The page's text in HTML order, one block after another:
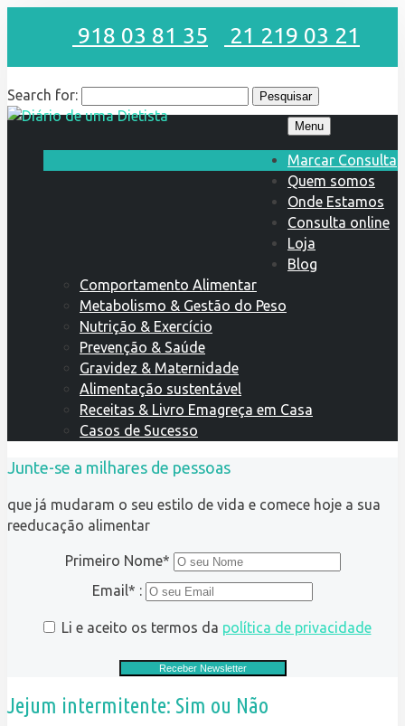
918 03 81 35 21 219 03 21
Search for:
Menu
Marcar Consulta
Quem somos
Onde Estamos
Consulta online
Loja
Blog
Comportamento Alimentar
Metabolismo & Gestão do Peso
Nutrição & Exercício
Prevenção & Saúde
Gravidez & Maternidade
Alimentação sustentável
Receitas & Livro Emagreça em Casa
Casos de Sucesso
Junte-se a milhares de pessoas
que já mudaram o seu estilo de vida e comece hoje a sua
reeducação alimentar
Primeiro Nome*
Email* :
Li e aceito os termos da política de privacidade
Jejum intermitente: Sim ou Não